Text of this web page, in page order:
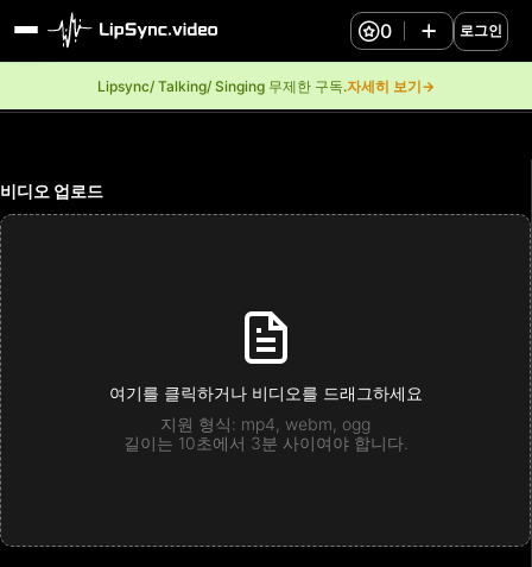
Lipsync/ Talking/ Singing 무제한 구독.자세히 보기→
0 로그인
비디오 업로드
여기를 클릭하거나 비디오를 드래그하세요
지원 형식: mp4, webm, ogg
길이는 10초에서 3분 사이여야 합니다.